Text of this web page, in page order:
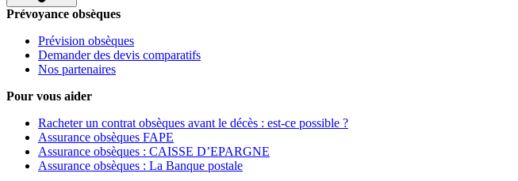
Prévoyance obsèques
Prévision obsèques
Demander des devis comparatifs
Nos partenaires
Pour vous aider
Racheter un contrat obsèques avant le décès : est-ce possible ?
Assurance obsèques FAPE
Assurance obsèques : CAISSE D’EPARGNE
Assurance obsèques : La Banque postale